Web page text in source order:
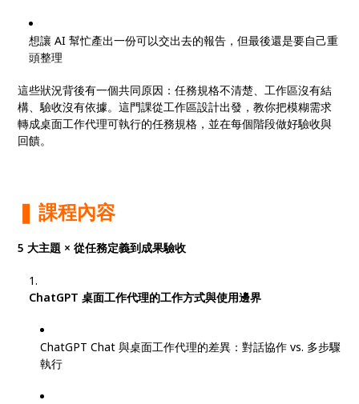
想讓 AI 幫忙產出一份可以交出去的報告，但最後還是要自己重
頭整理
這些狀況背後有一個共同原因：任務規格不清楚、工作區沒有結
構、驗收沒有依據。這門課從工作區設計出發，教你把模糊需求
轉成桌面工作代理可執行的任務規格，並在每個階段做好驗收與
回饋。
❚ 課程內容
5 大主題 × 從任務定義到成果驗收
ChatGPT 桌面工作代理的工作方式與使用邊界
ChatGPT Chat 與桌面工作代理的差異：對話協作 vs. 多步驟
執行